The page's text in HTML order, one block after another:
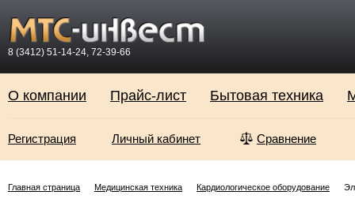
8 (3412) 51-14-24, 72-39-66
О компании Прайс-лист Бытовая техника
Регистрация Личный кабинет Сравнение
Главная страница Медицинская техника Кардиологическое оборудование